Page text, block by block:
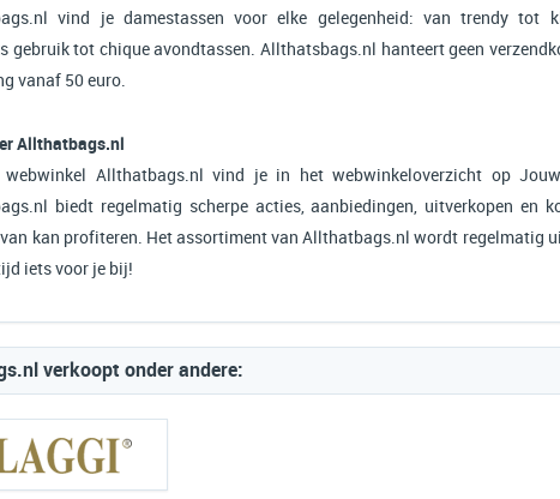
vind je damestassen voor elke gelegenheid: van trendy tot
gebruik tot chique avondtassen. Allthatsbags.nl hanteert geen
vanaf 50 euro.
Allthatbags.nl
webwinkel Allthatbags.nl vind je in het webwinkeloverzicht op
biedt regelmatig scherpe acties, aanbiedingen, uitverkopen en
kan profiteren. Het assortiment van Allthatbags.nl wordt regelmatig
iets voor je bij!
verkoopt onder andere: